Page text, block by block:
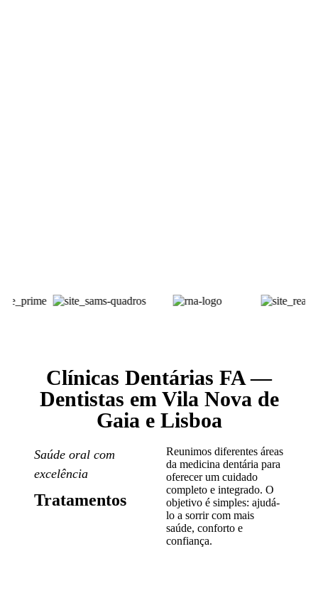
Clínicas Dentárias FA —
Dentistas em Vila Nova de
Gaia e Lisboa
Saúde oral com
excelência
Tratamentos
Reunimos diferentes áreas
da medicina dentária para
oferecer um cuidado
completo e integrado. O
objetivo é simples: ajudá-
lo a sorrir com mais
saúde, conforto e
confiança.